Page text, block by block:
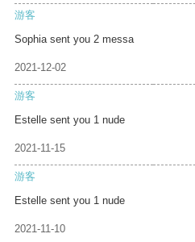
游客
Sophia sent you 2 messa
2021-12-02
游客
Estelle sent you 1 nude
2021-11-15
游客
Estelle sent you 1 nude
2021-11-10